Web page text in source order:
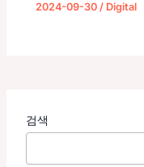
2024-09-30/ Digital
검색